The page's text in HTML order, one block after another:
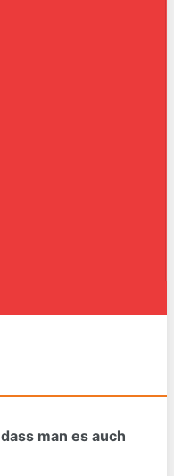
man es auch